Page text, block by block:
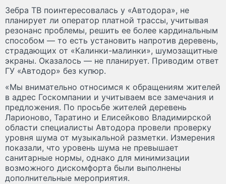
Зебра ТВ поинтересовалась у «Автодора», не
планирует ли оператор платной трассы, учитывая
резонанс проблемы, решить ее более кардинальным
способом — то есть установить напротив деревень,
страдающих от «Калинки-малинки», шумозащитные
экраны. Оказалось — не планирует. Приводим ответ
ГУ «Автодор» без купюр.
«Мы внимательно относимся к обращениям жителей
в адрес Госкомпании и учитываем все замечания и
предложения. По просьбе жителей деревень
Ларионово, Таратино и Елисейково Владимирской
области специалисты Автодора провели проверку
уровня шума от музыкальной разметки. Измерения
показали, что уровень шума не превышает
санитарные нормы, однако для минимизации
возможного дискомфорта были выполнены
дополнительные мероприятия.